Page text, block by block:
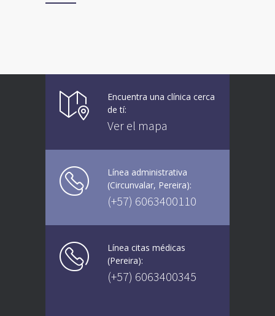
años
21 AGOSTO, 2021 Encuentra una clínica cerca
de tí:
Ver el mapa
Línea administrativa
(Circunvalar, Pereira):
(+57) 6063400110
Línea citas médicas
(Pereira):
(+57) 6063400345